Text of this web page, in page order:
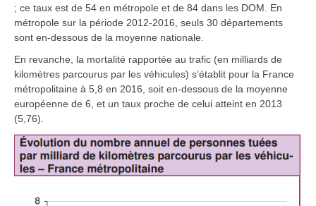
; ce taux est de 54 en métropole et de 84 dans les DOM. En
métropole sur la période 2012-2016, seuls 30 départements
sont en-dessous de la moyenne nationale.
En revanche, la mortalité rapportée au trafic (en milliards de
kilomètres parcourus par les véhicules) s’établit pour la France
métropolitaine à 5,8 en 2016, soit en-dessous de la moyenne
européenne de 6, et un taux proche de celui atteint en 2013
(5,76).